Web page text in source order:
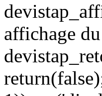
affichage